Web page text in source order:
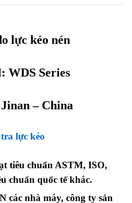
lực kéo nén
WDS Series
– China
lực kéo
tiêu chuẩn ASTM, ISO,
chuẩn quốc tế khác.
các nhà máy, công ty sản